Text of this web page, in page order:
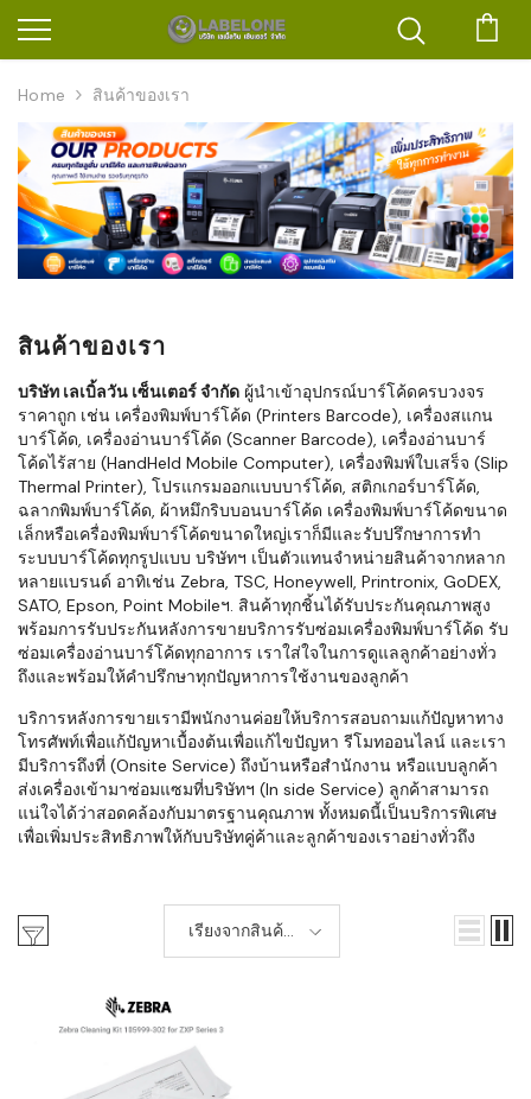
Home สินค้าของเรา
สินค้าของเรา
บริษัท เลเบิ้ลวัน เซ็นเตอร์ จำกัด ผู้นำเข้าอุปกรณ์บาร์โค้ดครบวงจร
ราคาถูก เช่น เครื่องพิมพ์บาร์โค้ด (Printers Barcode), เครื่องสแกน
บาร์โค้ด, เครื่องอ่านบาร์โค้ด (Scanner Barcode), เครื่องอ่านบาร์
โค้ดไร้สาย (HandHeld Mobile Computer), เครื่องพิมพ์ใบเสร็จ (Slip
Thermal Printer), โปรแกรมออกแบบบาร์โค้ด, สติกเกอร์บาร์โค้ด,
ฉลากพิมพ์บาร์โค้ด, ผ้าหมึกริบบอนบาร์โค้ด เครื่องพิมพ์บาร์โค้ดขนาด
เล็กหรือเครื่องพิมพ์บาร์โค้ดขนาดใหญ่เราก็มีและรับปรึกษาการทำ
ระบบบาร์โค้ดทุกรูปแบบ บริษัทฯ เป็นตัวแทนจำหน่ายสินค้าจากหลาก
หลายแบรนด์ อาทิเช่น Zebra, TSC, Honeywell, Printronix, GoDEX,
SATO, Epson, Point Mobileฯ. สินค้าทุกชิ้นได้รับประกันคุณภาพสูง
พร้อมการรับประกันหลังการขายบริการรับซ่อมเครื่องพิมพ์บาร์โค้ด รับ
ซ่อมเครื่องอ่านบาร์โค้ดทุกอาการ เราใส่ใจในการดูแลลูกค้าอย่างทั่ว
ถึงและพร้อมให้คำปรึกษาทุกปัญหาการใช้งานของลูกค้า
บริการหลังการขายเรามีพนักงานค่อยให้บริการสอบถามแก้ปัญหาทาง
โทรศัพท์เพื่อแก้ปัญหาเบื้องต้นเพื่อแก้ไขปัญหา รีโมทออนไลน์ และเรา
มีบริการถึงที่ (Onsite Service) ถึงบ้านหรือสำนักงาน หรือแบบลูกค้า
ส่งเครื่องเข้ามาซ่อมแซมที่บริษัทฯ (In side Service) ลูกค้าสามารถ
แน่ใจได้ว่าสอดคล้องกับมาตรฐานคุณภาพ ทั้งหมดนี้เป็นบริการพิเศษ
เพื่อเพิ่มประสิทธิภาพให้กับบริษัทคู่ค้าและลูกค้าของเราอย่างทั่วถึง
เรียงจากสินค้า
ใหม่-เก่า